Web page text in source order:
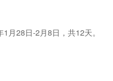
月28日-2月8日，共12天。